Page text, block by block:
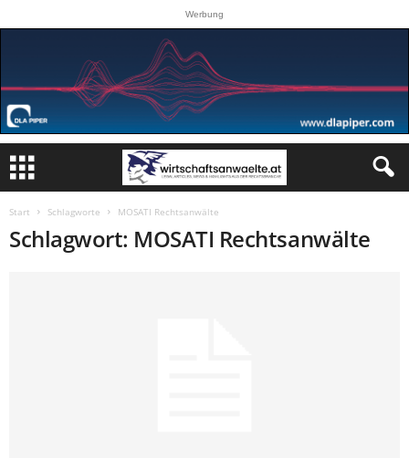
Werbung
Start Schlagworte MOSATI Rechtsanwälte
Schlagwort: MOSATI Rechtsanwälte